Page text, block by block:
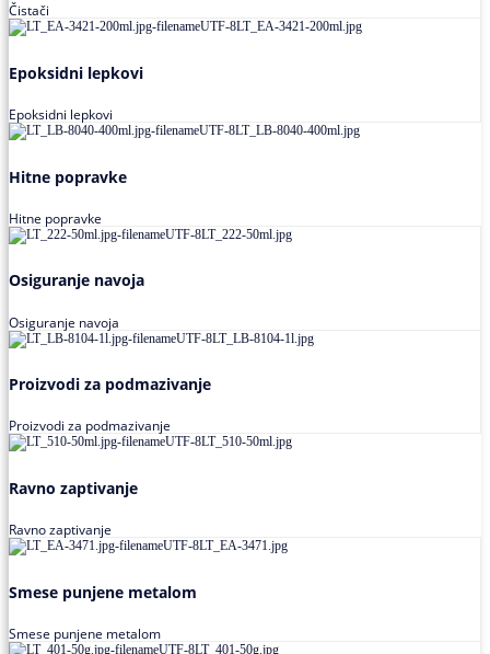
Čistači
Epoksidni lepkovi
Epoksidni lepkovi
Hitne popravke
Hitne popravke
Osiguranje navoja
Osiguranje navoja
Proizvodi za podmazivanje
Proizvodi za podmazivanje
Ravno zaptivanje
Ravno zaptivanje
Smese punjene metalom
Smese punjene metalom